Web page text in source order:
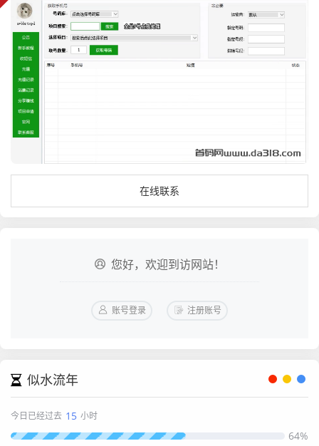
在线联系
您好，欢迎到访网站！
账号登录 注册账号
似水流年
今日已经过去 15 小时
64%